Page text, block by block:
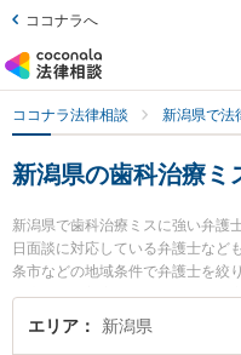
ココナラへ
ココナラ法律相談 新潟県で法
新潟県の歯科治療ミ
新潟県で歯科治療ミスに強い弁護
日面談に対応している弁護士など
条市などの地域条件で弁護士を絞
治療ミスや美容整形のトラブル、
検索もでき便利です。特に弁護士
エリア 新潟県